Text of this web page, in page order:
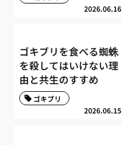
2026.06.16
ゴキブリを食べる蜘蛛
を殺してはいけない理
由と共生のすすめ
2026.06.15
ゴキブリ